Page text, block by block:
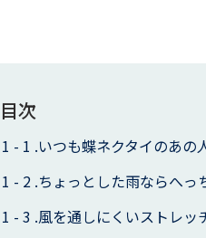
目次
いつも蝶ネクタイのあの
ちょっとした雨ならへっ
風を通しにくいストレッ